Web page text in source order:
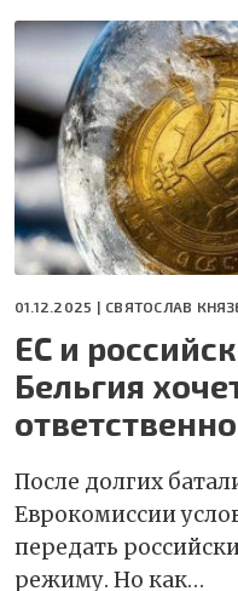
01.12.2025 | СВЯТОСЛАВ
ЕС и
Бельгия
После долгих
Еврокомиссии
передать
режиму. Но как…